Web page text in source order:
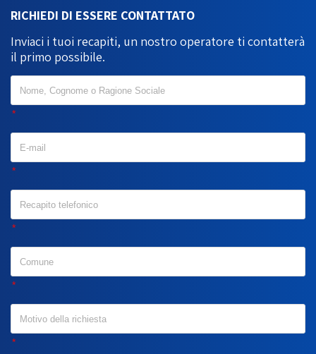
RICHIEDI DI ESSERE CONTATTATO
Inviaci i tuoi recapiti, un nostro operatore ti contatterà
il primo possibile.